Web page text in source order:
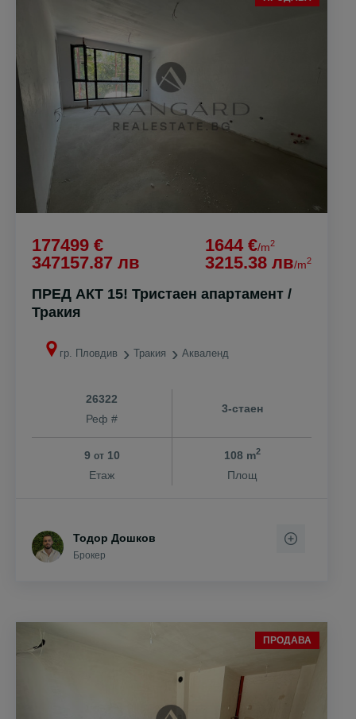
177499 €
347157.87 лв
1644 €/m2
3215.38 лв/m2
ПРЕД АКТ 15! Тристаен апартамент /
Тракия
гр. Пловдив Тракия Акваленд
26322
Реф #
3-стаен
9 от10
Етаж
108 m2
Площ
Тодор Дошков
Брокер
ПРОДАВА